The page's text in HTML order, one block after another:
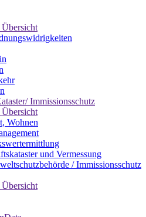
Immissionsschutz
Wohnen
und Vermessung
/ Immissionsschutz